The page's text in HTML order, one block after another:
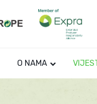
O NAMA